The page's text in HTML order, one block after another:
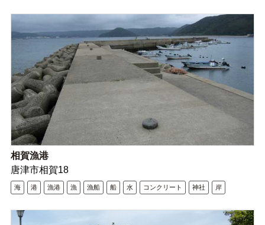
相賀漁港
唐津市相賀18
海 港 漁港 漁 漁船 船 水 コンクリート 神社 岸